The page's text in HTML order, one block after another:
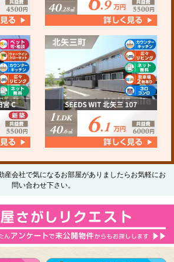
産会社で気になるお部屋がありましたらお気軽にお
問い合わせ下さい。